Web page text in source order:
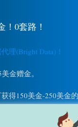
！0套路！
理(Bright Data)！
金赠金。
得150美金-250美金